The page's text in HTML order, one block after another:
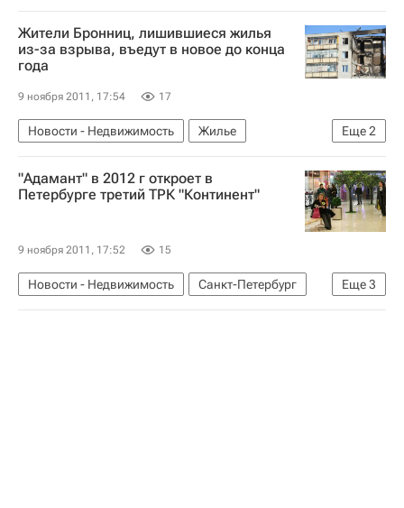
Россия
Жители Бронниц, лишившиеся жилья
из-за взрыва, въедут в новое до конца
года
9 ноября 2011, 17:54 17
Еще2
Новости - Недвижимость
Жилье
Московская область (Подмосковье)
Россия
"Адамант" в 2012 г откроет в
Петербурге третий ТРК "Континент"
9 ноября 2011, 17:52 15
Еще3
Новости - Недвижимость
Санкт-Петербург
ТРЦ
Коммерческая недвижимость Россия